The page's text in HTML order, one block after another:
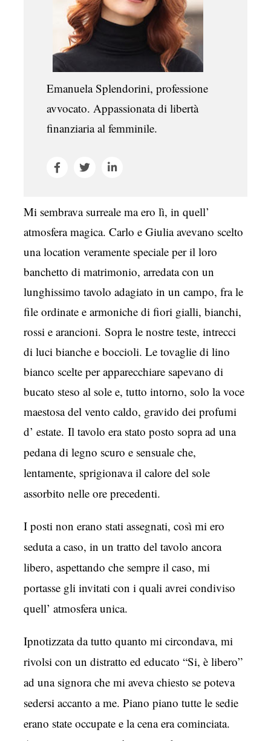
Emanuela Splendorini, professione
avvocato. Appassionata di libertà
finanziaria al femminile.
Mi sembrava surreale ma ero lì, in quell’
atmosfera magica. Carlo e Giulia avevano scelto
una location veramente speciale per il loro
banchetto di matrimonio, arredata con un
lunghissimo tavolo adagiato in un campo, fra le
file ordinate e armoniche di fiori gialli, bianchi,
rossi e arancioni. Sopra le nostre teste, intrecci
di luci bianche e boccioli. Le tovaglie di lino
bianco scelte per apparecchiare sapevano di
bucato steso al sole e, tutto intorno, solo la voce
maestosa del vento caldo, gravido dei profumi
d’ estate. Il tavolo era stato posto sopra ad una
pedana di legno scuro e sensuale che,
lentamente, sprigionava il calore del sole
assorbito nelle ore precedenti.
I posti non erano stati assegnati, così mi ero
seduta a caso, in un tratto del tavolo ancora
libero, aspettando che sempre il caso, mi
portasse gli invitati con i quali avrei condiviso
quell’ atmosfera unica.
Ipnotizzata da tutto quanto mi circondava, mi
rivolsi con un distratto ed educato “Si, è libero”
ad una signora che mi aveva chiesto se poteva
sedersi accanto a me. Piano piano tutte le sedie
erano state occupate e la cena era cominciata.